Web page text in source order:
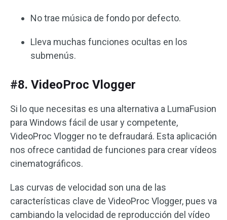
No trae música de fondo por defecto.
Lleva muchas funciones ocultas en los
submenús.
#8. VideoProc Vlogger
Si lo que necesitas es una alternativa a LumaFusion
para Windows fácil de usar y competente,
VideoProc Vlogger no te defraudará. Esta aplicación
nos ofrece cantidad de funciones para crear vídeos
cinematográficos.
Las curvas de velocidad son una de las
características clave de VideoProc Vlogger, pues va
cambiando la velocidad de reproducción del vídeo